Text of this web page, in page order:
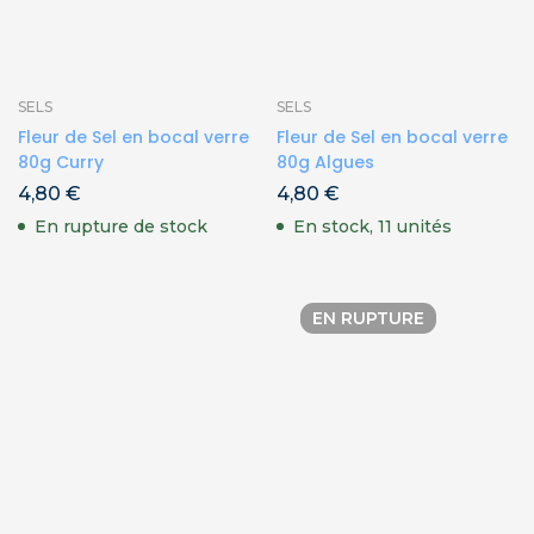
SELS
Fleur de Sel en bocal verre
80g Curry
4,80 €
En rupture de stock
SELS
Fleur de Sel en bocal verre
80g Algues
4,80 €
En stock, 11 unités
EN RUPTURE